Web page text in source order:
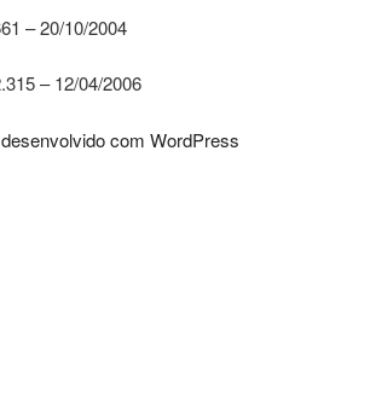
– 20/10/2004
– 12/04/2006
com WordPress